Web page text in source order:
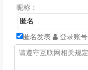
昵称：
匿名发表 登录账号